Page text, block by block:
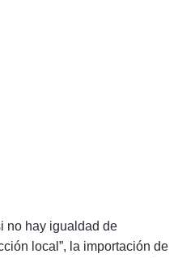
no hay igualdad de
local”, la importación de